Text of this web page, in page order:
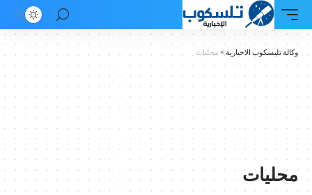
وكالة تليسكوب الاخبارية > محليات
محليات